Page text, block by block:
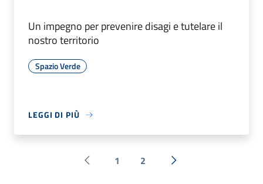
Un impegno per prevenire disagi e tutelare il
nostro territorio
Spazio Verde
LEGGI DI PIÙ
Pagina precedente
1 2 Successiva »